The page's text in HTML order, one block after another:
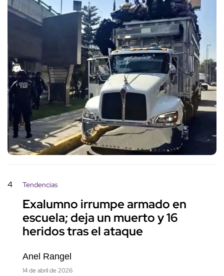
4 Tendencias
Exalumno irrumpe armado en
escuela; deja un muerto y 16
heridos tras el ataque
Anel Rangel
14 de abril de 2026